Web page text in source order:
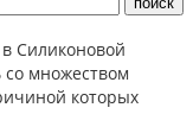
Силиконовой
множеством
которых